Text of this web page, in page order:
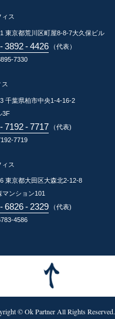
ィス
東京都荒川区町屋8-8-7大久保ビル
- 3892 - 4426
（代表）
7330
千葉県柏市中央1-4-16-2
3F
- 7192 - 7717
（代表)
7719
ス
東京都大田区大森北2-12-8
マンション101
- 6826 - 2329
（代表)
4586
© Ok Partner All Rights Reserved.